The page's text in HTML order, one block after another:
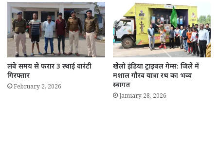
लंबे समय से फरार 3 स्थाई वारंटी
गिरफ्तार
February 2, 2026
खेलो इंडिया ट्राइबल गेम्स: जिले में
मशाल गौरव यात्रा रथ का भव्य
स्वागत
January 28, 2026